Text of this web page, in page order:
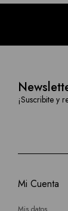
¡Suscribite y
Mi Cuenta